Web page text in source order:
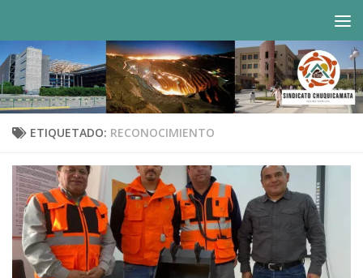
ETIQUETADO: RECONOCIMIENTO